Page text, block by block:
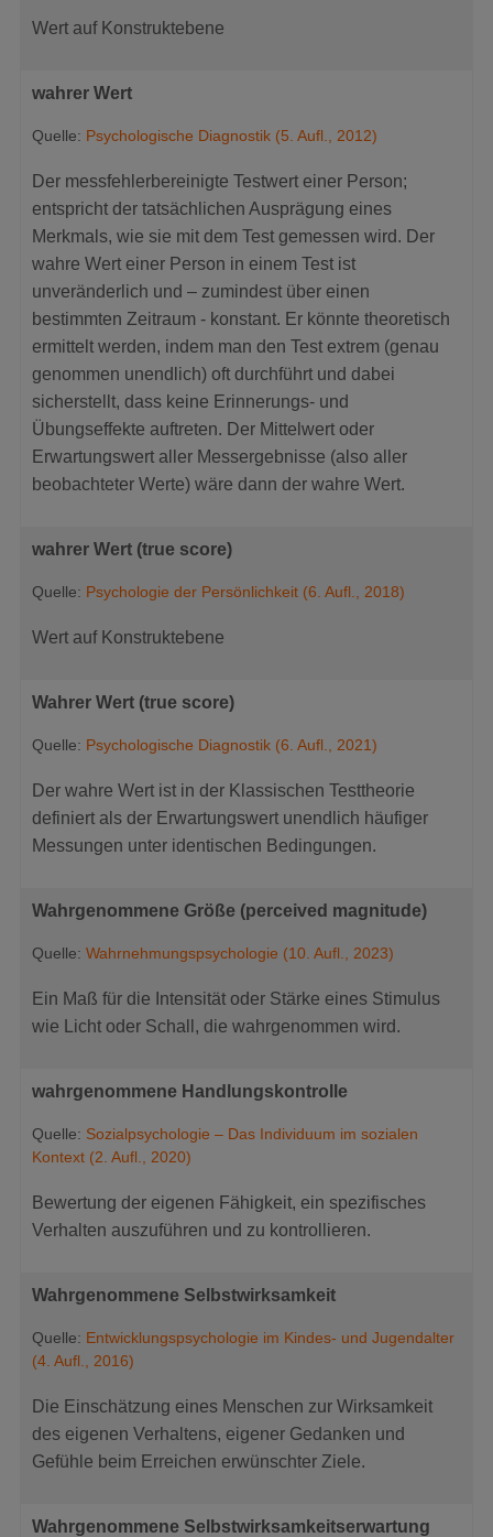
Wert auf Konstruktebene
wahrer Wert
Quelle: Psychologische Diagnostik (5. Aufl., 2012)
Der messfehlerbereinigte Testwert einer Person;
entspricht der tatsächlichen Ausprägung eines
Merkmals, wie sie mit dem Test gemessen wird. Der
wahre Wert einer Person in einem Test ist
unveränderlich und – zumindest über einen
bestimmten Zeitraum - konstant. Er könnte theoretisch
ermittelt werden, indem man den Test extrem (genau
genommen unendlich) oft durchführt und dabei
sicherstellt, dass keine Erinnerungs- und
Übungseffekte auftreten. Der Mittelwert oder
Erwartungswert aller Messergebnisse (also aller
beobachteter Werte) wäre dann der wahre Wert.
wahrer Wert (true score)
Quelle: Psychologie der Persönlichkeit (6. Aufl., 2018)
Wert auf Konstruktebene
Wahrer Wert (true score)
Quelle: Psychologische Diagnostik (6. Aufl., 2021)
Der wahre Wert ist in der Klassischen Testtheorie
definiert als der Erwartungswert unendlich häufiger
Messungen unter identischen Bedingungen.
Wahrgenommene Größe (perceived magnitude)
Quelle: Wahrnehmungspsychologie (10. Aufl., 2023)
Ein Maß für die Intensität oder Stärke eines Stimulus
wie Licht oder Schall, die wahrgenommen wird.
wahrgenommene Handlungskontrolle
Quelle: Sozialpsychologie – Das Individuum im sozialen
Kontext (2. Aufl., 2020)
Bewertung der eigenen Fähigkeit, ein spezifisches
Verhalten auszuführen und zu kontrollieren.
Wahrgenommene Selbstwirksamkeit
Quelle: Entwicklungspsychologie im Kindes- und Jugendalter
(4. Aufl., 2016)
Die Einschätzung eines Menschen zur Wirksamkeit
des eigenen Verhaltens, eigener Gedanken und
Gefühle beim Erreichen erwünschter Ziele.
Wahrgenommene Selbstwirksamkeitserwartung